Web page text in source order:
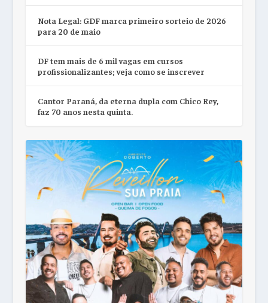
Nota Legal: GDF marca primeiro sorteio de 2026
para 20 de maio
DF tem mais de 6 mil vagas em cursos
profissionalizantes; veja como se inscrever
Cantor Paraná, da eterna dupla com Chico Rey,
faz 70 anos nesta quinta.